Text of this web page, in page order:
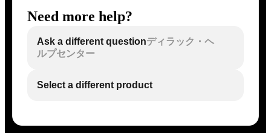
Need more help?
Ask a different questionディラック・ヘ
ルプセンター
Select a different product